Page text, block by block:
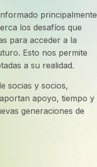
principalmente
los desafíos que
para acceder a la
Esto nos permite
a su realidad.
socias y socios,
apoyo, tiempo y
generaciones de